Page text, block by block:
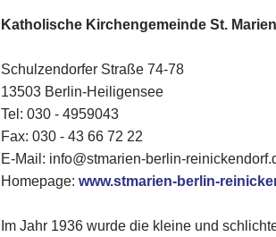
Katholische Kirchengemeinde St. Marien
Schulzendorfer Straße 74-78
13503 Berlin-Heiligensee
Tel: 030 - 4959043
Fax: 030 - 43 66 72 22
E-Mail: info@stmarien-berlin-
Homepage:www.stmarien-berlin-
Im Jahr 1936 wurde die kleine und